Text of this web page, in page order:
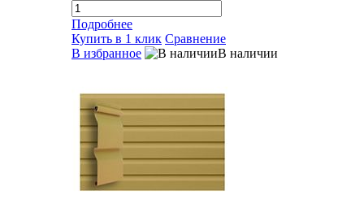
Подробнее
Купить в 1 клик Сравнение
В избранное
В наличии